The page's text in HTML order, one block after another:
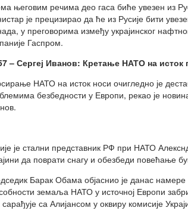
његовим речима део гаса биће увезен из
је прецизирао да ће из Русије бити
у преговорима између украјинског
Гаспром.
– Сергеј Иванов: Кретање НАТО на исток
НАТО на исток носи очигледно је
безбедности у Европи, рекао је
је стални представник РФ при НАТО
да поврати снагу и обезбеди повећање
Барак Обама објаснио је данас
земаља НАТО у источној Европи
сарађује са Алијансом у оквиру комисије